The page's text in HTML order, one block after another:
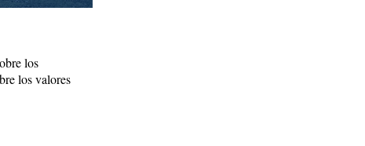
los
los valores